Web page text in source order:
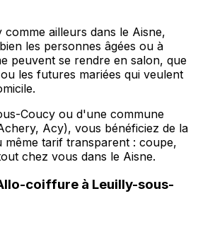
ailleurs dans le Aisne,
les personnes âgées ou à
peuvent se rendre en salon, que
les futures mariées qui veulent
Coucy ou d'une commune
Acy), vous bénéficiez de la
même tarif transparent : coupe,
chez vous dans le Aisne.
coiffure à Leuilly-sous-